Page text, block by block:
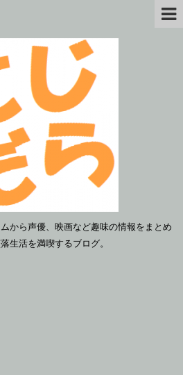
から声優、映画など趣味の情報をまとめ
生活を満喫するブログ。